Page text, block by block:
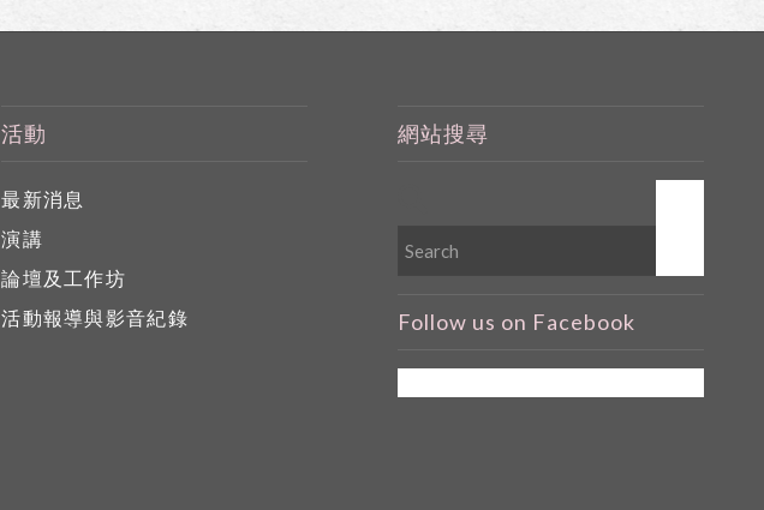
活動
最新消息
演講
論壇及工作坊
活動報導與影音紀錄
網站搜尋
Follow us on Facebook